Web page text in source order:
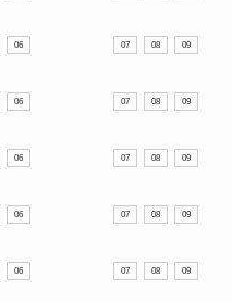
06 07 08 09
06 07 08 09
06 07 08 09
06 07 08 09
06 07 08 09